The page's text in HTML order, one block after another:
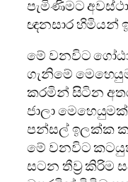
පැමිණිමට
ඥනසාර හිමියන්
මේ වනවිට
ගැනිමේ
කරමින් සිටින
ජාලා
පන්සල් ඉලක්ක
මේ වනවිට
සටන තීව්‍ර කිරිම